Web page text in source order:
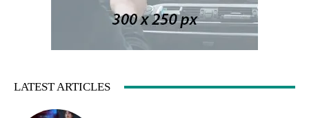
LATEST ARTICLES